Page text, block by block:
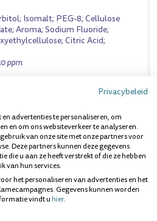
Isomalt; PEG-8; Cellulose
Aroma; Sodium Fluoride;
Citric Acid;
ppm
met een hoeveelheid tandpasta
vanaf 7 jaar.
Privacybeleid
advertenties te personaliseren, om
en om ons websiteverkeer te analyseren.
van onze site met onze partners voor
Deze partners kunnen deze gegevens
die u aan ze heeft verstrekt of die ze hebben
van hun services.
het personaliseren van advertenties en het
Gegevens kunnen worden
vindt uhier.